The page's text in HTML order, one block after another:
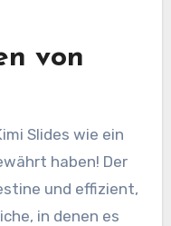
von
Slides wie ein
haben! Der
und effizient,
in denen es